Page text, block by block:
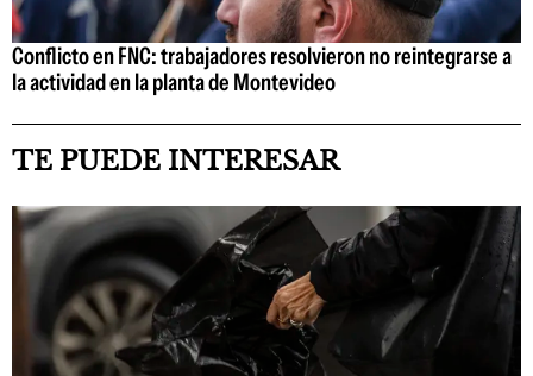
Conflicto en FNC: trabajadores resolvieron no reintegrarse a
la actividad en la planta de Montevideo
TE PUEDE INTERESAR